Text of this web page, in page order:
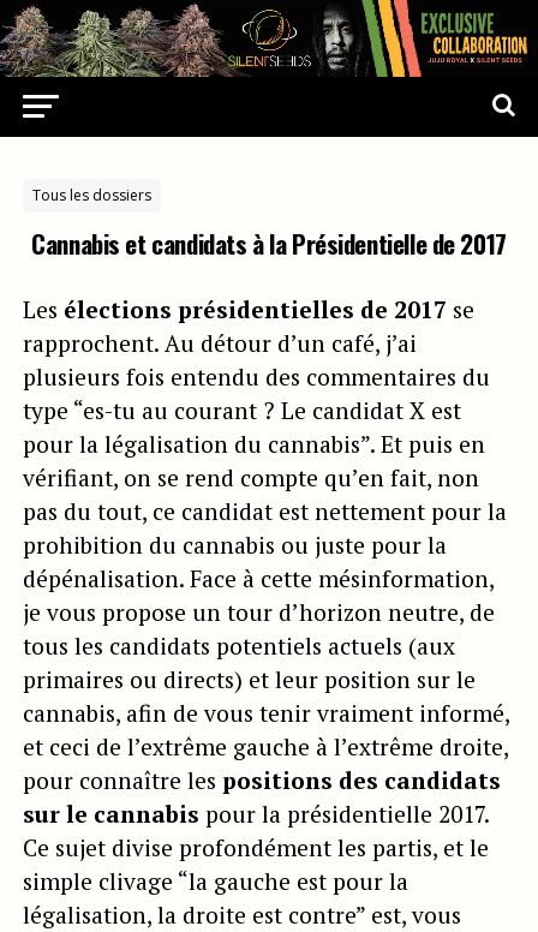
Tous les dossiers
Cannabis et candidats à la Présidentielle de 2017
Les élections présidentielles de 2017 se
rapprochent. Au détour d’un café, j’ai
plusieurs fois entendu des commentaires du
type “es-tu au courant ? Le candidat X est
pour la légalisation du cannabis”. Et puis en
vérifiant, on se rend compte qu’en fait, non
pas du tout, ce candidat est nettement pour la
prohibition du cannabis ou juste pour la
dépénalisation. Face à cette mésinformation,
je vous propose un tour d’horizon neutre, de
tous les candidats potentiels actuels (aux
primaires ou directs) et leur position sur le
cannabis, afin de vous tenir vraiment informé,
et ceci de l’extrême gauche à l’extrême droite,
pour connaître les positions des candidats
sur le cannabis pour la présidentielle 2017.
Ce sujet divise profondément les partis, et le
simple clivage “la gauche est pour la
légalisation, la droite est contre” est, vous